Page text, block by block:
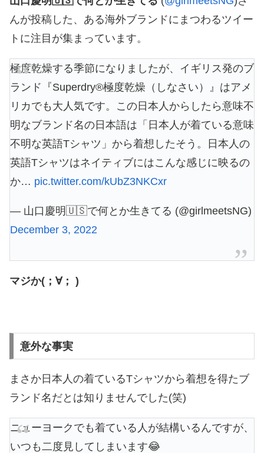
んが投稿した、ある海外ブランドにまつわるツイー
トに注目が集まっています。
極度乾燥する季節になりましたが、イギリス発のブ
ランド『Superdry®️極度乾燥（しなさい）』はアメ
リカでも大人気です。この日本人からしたら意味不
明なブランド名の日本語は「日本人が着ている意味
不明な英語Tシャツ」から着想したそう。日本人の
英語Tシャツはネイティブにはこんな感じに映るの
か… pic.twitter.com/kUbZ3NKCxr
— 山口慶明🇺🇸で何とか生きてる (@girlmeetsNG)
December 3, 2022
マジか(；∀； )
意外な事実
まさか日本人の着ているTシャツから着想を得たブ
ランド名だとは知りませんでした(笑)
ニューヨークでも着ている人が結構いるんですが、
いつも二度見してしまいます😂